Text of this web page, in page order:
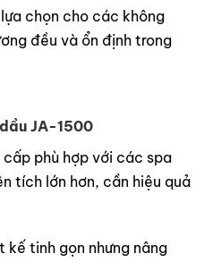
chọn cho các không
đều và ổn định trong
JA-1500
phù hợp với các spa
tích lớn hơn, cần hiệu quả
tinh gọn nhưng nâng